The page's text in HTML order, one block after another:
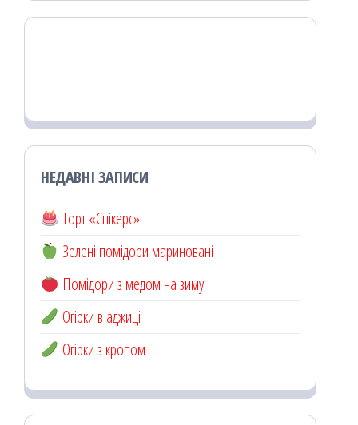
НЕДАВНІ ЗАПИСИ
Торт «Снікерс»
Зелені помідори мариновані
Помідори з медом на зиму
Огірки в аджиці
Огірки з кропом